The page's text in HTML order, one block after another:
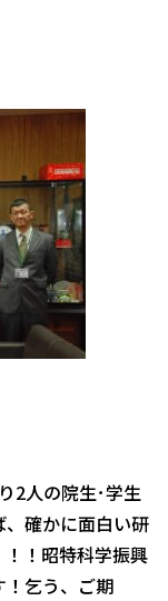
2人の院生･学生
確かに面白い研
！昭特科学振興
！乞う、ご期